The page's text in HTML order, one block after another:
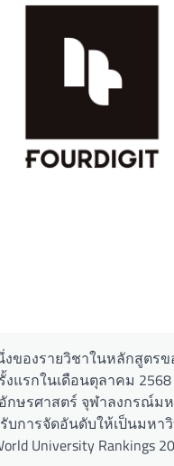
งของรายวิชาในหลักสูตร
แรกในเดือนตุลาคม 2568
ษรศาสตร์ จุฬาลงกรณ์ม
บการจัดอันดับให้เป็นมหา
University Rankings